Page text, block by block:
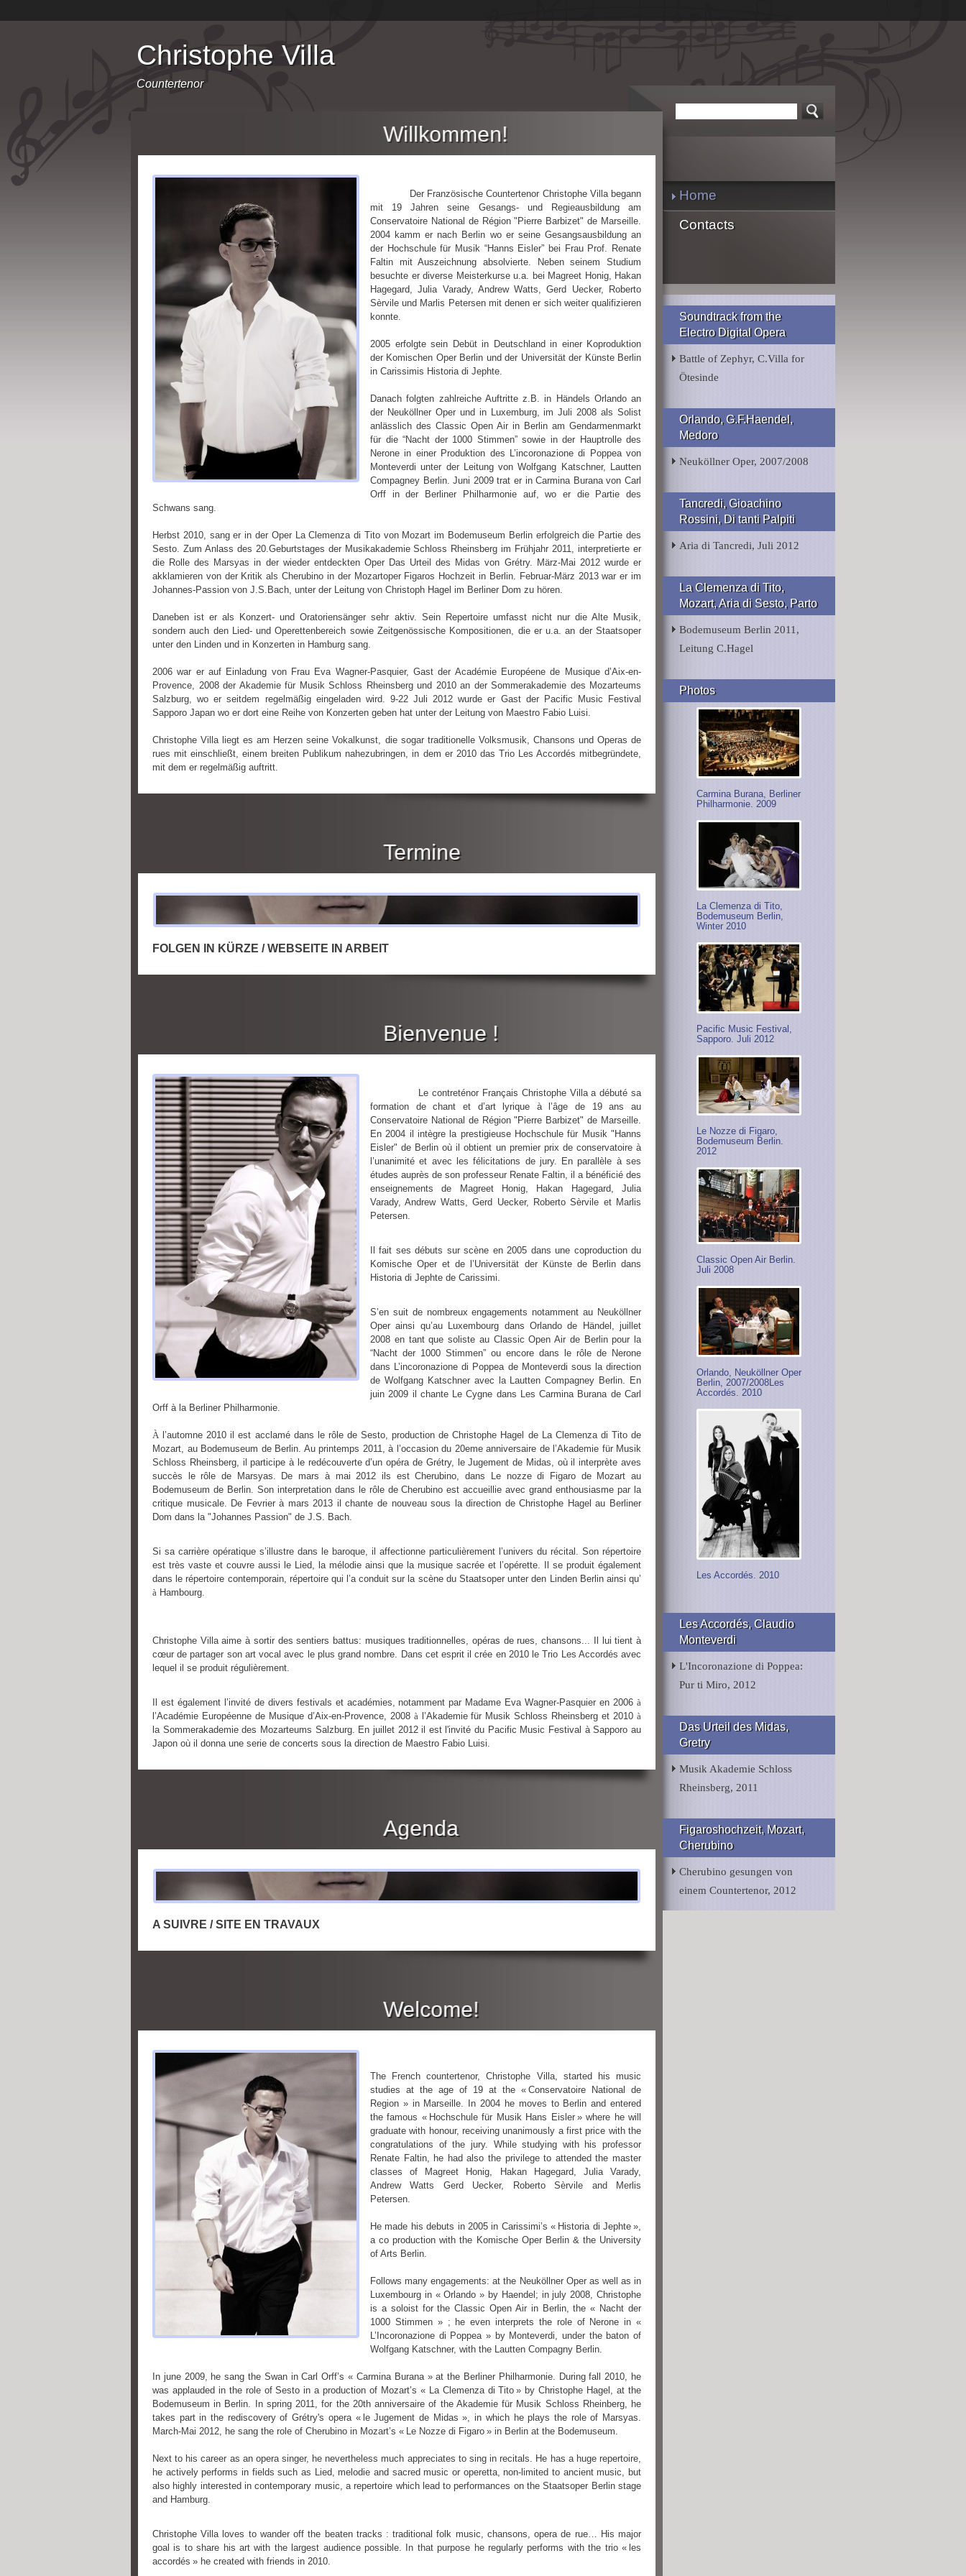
Christophe Villa
Countertenor
Willkommen!
Der Französische Countertenor Christophe Villa begann
mit 19 Jahren seine Gesangs- und Regieausbildung am
Conservatoire National de Région "Pierre Barbizet" de Marseille.
2004 kamm er nach Berlin wo er seine Gesangsausbildung an
der Hochschule für Musik “Hanns Eisler” bei Frau Prof. Renate
Faltin mit Auszeichnung absolvierte. Neben seinem Studium
besuchte er diverse Meisterkurse u.a. bei Magreet Honig, Hakan
Hagegard, Julia Varady, Andrew Watts, Gerd Uecker, Roberto
Sèrvile und Marlis Petersen mit denen er sich weiter qualifizieren
konnte.
2005 erfolgte sein Debüt in Deutschland in einer Koproduktion
der Komischen Oper Berlin und der Universität der Künste Berlin
in Carissimis Historia di Jephte.
Danach folgten zahlreiche Auftritte z.B. in Händels Orlando an
der Neuköllner Oper und in Luxemburg, im Juli 2008 als Solist
anlässlich des Classic Open Air in Berlin am Gendarmenmarkt
für die “Nacht der 1000 Stimmen” sowie in der Hauptrolle des
Nerone in einer Produktion des L’incoronazione di Poppea von
Monteverdi unter der Leitung von Wolfgang Katschner, Lautten
Compagney Berlin. Juni 2009 trat er in Carmina Burana von Carl
Orff in der Berliner Philharmonie auf, wo er die Partie des
Schwans sang.
Herbst 2010, sang er in der Oper La Clemenza di Tito von Mozart im Bodemuseum Berlin erfolgreich die Partie des
Sesto. Zum Anlass des 20.Geburtstages der Musikakademie Schloss Rheinsberg im Frühjahr 2011, interpretierte er
die Rolle des Marsyas in der wieder entdeckten Oper Das Urteil des Midas von Grétry. März-Mai 2012 wurde er
akklamieren von der Kritik als Cherubino in der Mozartoper Figaros Hochzeit in Berlin. Februar-März 2013 war er im
Johannes-Passion von J.S.Bach, unter der Leitung von Christoph Hagel im Berliner Dom zu hören.
Daneben ist er als Konzert- und Oratoriensänger sehr aktiv. Sein Repertoire umfasst nicht nur die Alte Musik,
sondern auch den Lied- und Operettenbereich sowie Zeitgenössische Kompositionen, die er u.a. an der Staatsoper
unter den Linden und in Konzerten in Hamburg sang.
2006 war er auf Einladung von Frau Eva Wagner-Pasquier, Gast der Académie Européene de Musique d’Aix-en-
Provence, 2008 der Akademie für Musik Schloss Rheinsberg und 2010 an der Sommerakademie des Mozarteums
Salzburg, wo er seitdem regelmäßig eingeladen wird. 9-22 Juli 2012 wurde er Gast der Pacific Music Festival
Sapporo Japan wo er dort eine Reihe von Konzerten geben hat unter der Leitung von Maestro Fabio Luisi.
Christophe Villa liegt es am Herzen seine Vokalkunst, die sogar traditionelle Volksmusik, Chansons und Operas de
rues mit einschließt, einem breiten Publikum nahezubringen, in dem er 2010 das Trio Les Accordés mitbegründete,
mit dem er regelmäßig auftritt.
Termine
FOLGEN IN KÜRZE / WEBSEITE IN ARBEIT
Bienvenue !
Le contreténor Français Christophe Villa a débuté sa
formation de chant et d’art lyrique à l’âge de 19 ans au
Conservatoire National de Région "Pierre Barbizet" de Marseille.
En 2004 il intègre la prestigieuse Hochschule für Musik "Hanns
Eisler" de Berlin où il obtient un premier prix de conservatoire à
l’unanimité et avec les félicitations de jury. En parallèle à ses
études auprès de son professeur Renate Faltin, il a bénéficié des
enseignements de Magreet Honig, Hakan Hagegard, Julia
Varady, Andrew Watts, Gerd Uecker, Roberto Sèrvile et Marlis
Petersen.
Il fait ses débuts sur scène en 2005 dans une coproduction du
Komische Oper et de l’Universität der Künste de Berlin dans
Historia di Jephte de Carissimi.
S’en suit de nombreux engagements notamment au Neuköllner
Oper ainsi qu’au Luxembourg dans Orlando de Händel, juillet
2008 en tant que soliste au Classic Open Air de Berlin pour la
“Nacht der 1000 Stimmen” ou encore dans le rôle de Nerone
dans L’incoronazione di Poppea de Monteverdi sous la direction
de Wolfgang Katschner avec la Lautten Compagney Berlin. En
juin 2009 il chante Le Cygne dans Les Carmina Burana de Carl
Orff à la Berliner Philharmonie.
À l’automne 2010 il est acclamé dans le rôle de Sesto, production de Christophe Hagel de La Clemenza di Tito de
Mozart, au Bodemuseum de Berlin. Au printemps 2011, à l’occasion du 20eme anniversaire de l’Akademie für Musik
Schloss Rheinsberg, il participe à le redécouverte d’un opéra de Grétry, le Jugement de Midas, où il interprète aves
succès le rôle de Marsyas. De mars à mai 2012 ils est Cherubino, dans Le nozze di Figaro de Mozart au
Bodemuseum de Berlin. Son interpretation dans le rôle de Cherubino est accueillie avec grand enthousiasme par la
critique musicale. De Fevrier à mars 2013 il chante de nouveau sous la direction de Christophe Hagel au Berliner
Dom dans la "Johannes Passion" de J.S. Bach.
Si sa carrière opératique s’illustre dans le baroque, il affectionne particulièrement l’univers du récital. Son répertoire
est très vaste et couvre aussi le Lied, la mélodie ainsi que la musique sacrée et l’opérette. Il se produit également
dans le répertoire contemporain, répertoire qui l’a conduit sur la scène du Staatsoper unter den Linden Berlin ainsi qu’
à Hambourg.
Christophe Villa aime à sortir des sentiers battus: musiques traditionnelles, opéras de rues, chansons... Il lui tient à
cœur de partager son art vocal avec le plus grand nombre. Dans cet esprit il crée en 2010 le Trio Les Accordés avec
lequel il se produit régulièrement.
Il est également l’invité de divers festivals et académies, notamment par Madame Eva Wagner-Pasquier en 2006 à
l’Académie Européenne de Musique d’Aix-en-Provence, 2008 àl’Akademie für Musik Schloss Rheinsberg et 2010à
la Sommerakademie des Mozarteums Salzburg. En juillet 2012 il est l'invité du Pacific Music Festival à Sapporo au
Japon où il donna une serie de concerts sous la direction de Maestro Fabio Luisi.
Agenda
A SUIVRE / SITE EN TRAVAUX
Welcome!
The French countertenor, Christophe Villa, started his music
studies at the age of 19 at the « Conservatoire National de
Region » in Marseille. In 2004 he moves to Berlin andentered
the famous « Hochschule für Musik Hans Eisler » where he will
graduate with honour, receiving unanimously a first price with the
congratulations of the jury. While studying with his professor
Renate Faltin, he had also the privilege to attended the master
classes of Magreet Honig, Hakan Hagegard, Julia Varady,
Andrew Watts Gerd Uecker, Roberto Sèrvile and Merlis
Petersen.
He made his debuts in 2005 in Carissimi’s « Historia di Jephte »,
a co production with the Komische Oper Berlin & the University
of Arts Berlin.
Follows many engagements: at the Neuköllner Oper as well as in
Luxembourg in « Orlando » by Haendel; in july 2008, Christophe
is a soloist for the Classic Open Air in Berlin, the « Nacht der
1000 Stimmen » ; he even interprets the role of Nerone in «
L’ Incoronazione di Poppea » by Monteverdi, under the baton of
Wolfgang Katschner, with the Lautten Compagny Berlin.
In june 2009, he sang the Swan in Carl Orff’s « Carmina Burana » at the Berliner Philharmonie. During fall 2010, he
was applauded in the role of Sesto in a production of Mozart’s « La Clemenza di Tito » by Christophe Hagel, at the
Bodemuseum in Berlin. In spring 2011, for the 20th anniversaire of the Akademie für Musik Schloss Rheinberg, he
takes part in the rediscovery of Grétry's opera « le Jugement de Midas», in which he plays the role of Marsyas.
March-Mai 2012, he sang the role of Cherubino in Mozart’s « Le Nozze di Figaro » in Berlin at the Bodemuseum.
Next to his career as an opera singer, he nevertheless much appreciates to sing in recitals. He has a huge repertoire,
he actively performs in fields such as Lied, melodie and sacred music or operetta, non-limited to ancient music, but
also highly interested in contemporary music, a repertoire which lead to performances on the Staatsoper Berlin stage
and Hamburg.
Christophe Villa loves to wander off the beaten tracks : traditional folk music, chansons, opera de rue… His major
goal is to share his art with the largest audience possible. In that purpose he regularly performs with the trio « les
accordés » he created with friends in 2010.
Home
Contacts
Soundtrack from the
Electro Digital Opera
Battle of Zephyr, C.Villa for
Ötesinde
Orlando, G.F.Haendel,
Medoro
Neuköllner Oper, 2007/2008
Tancredi, Gioachino
Rossini, Di tanti Palpiti
Aria di Tancredi, Juli 2012
La Clemenza di Tito,
Mozart, Aria di Sesto, Parto
Bodemuseum Berlin 2011,
Leitung C.Hagel
Photos
Carmina Burana, Berliner
Philharmonie. 2009
La Clemenza di Tito,
Bodemuseum Berlin,
Winter 2010
Pacific Music Festival,
Sapporo. Juli 2012
Le Nozze di Figaro,
Bodemuseum Berlin.
2012
Classic Open Air Berlin.
Juli 2008
Orlando, Neuköllner Oper
Berlin, 2007/2008Les
Accordés. 2010
Les Accordés. 2010
Les Accordés, Claudio
Monteverdi
L'Incoronazione di Poppea:
Pur ti Miro, 2012
Das Urteil des Midas,
Gretry
Musik Akademie Schloss
Rheinsberg, 2011
Figaroshochzeit, Mozart,
Cherubino
Cherubino gesungen von
einem Countertenor, 2012